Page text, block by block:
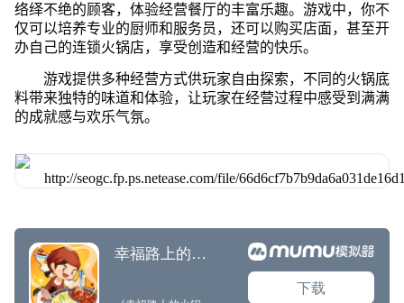
络绎不绝的顾客，体验经营餐厅的丰富乐趣。游戏中，你不
仅可以培养专业的厨师和服务员，还可以购买店面，甚至开
办自己的连锁火锅店，享受创造和经营的快乐。
游戏提供多种经营方式供玩家自由探索，不同的火锅底
料带来独特的味道和体验，让玩家在经营过程中感受到满满
的成就感与欢乐气氛。